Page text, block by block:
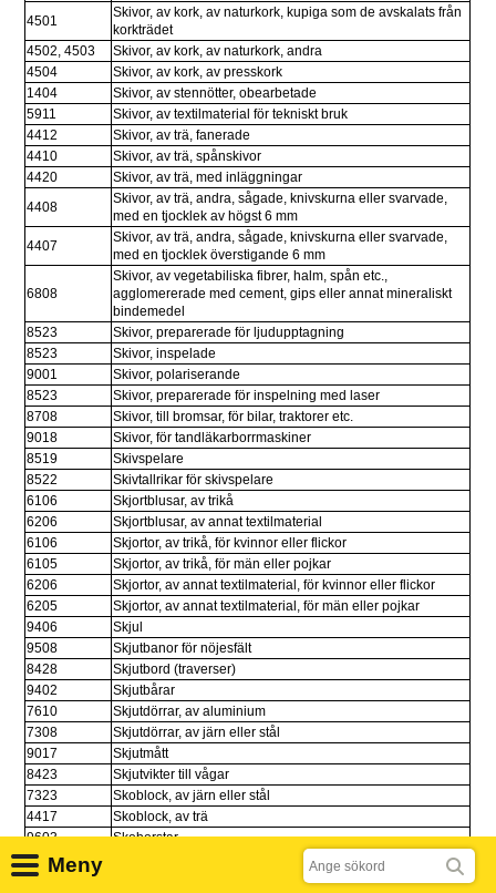
4501
Skivor, av kork, av naturkork, kupiga som de avskalats från
korkträdet
4502, 4503
Skivor, av kork, av naturkork, andra
4504
Skivor, av kork, av presskork
1404
Skivor, av stennötter, obearbetade
5911
Skivor, av textilmaterial för tekniskt bruk
4412
Skivor, av trä, fanerade
4410
Skivor, av trä, spånskivor
4420
Skivor, av trä, med inläggningar
4408
Skivor, av trä, andra, sågade, knivskurna eller svarvade,
med en tjocklek av högst 6 mm
4407
Skivor, av trä, andra, sågade, knivskurna eller svarvade,
med en tjocklek överstigande 6 mm
6808
Skivor, av vegetabiliska fibrer, halm, spån etc.,
agglomererade med cement, gips eller annat mineraliskt
bindemedel
8523
Skivor, preparerade för ljudupptagning
8523
Skivor, inspelade
9001
Skivor, polariserande
8523
Skivor, preparerade för inspelning med laser
8708
Skivor, till bromsar, för bilar, traktorer etc.
9018
Skivor, för tandläkarborrmaskiner
8519
Skivspelare
8522
Skivtallrikar för skivspelare
6106
Skjortblusar, av trikå
6206
Skjortblusar, av annat textilmaterial
6106
Skjortor, av trikå, för kvinnor eller flickor
6105
Skjortor, av trikå, för män eller pojkar
6206
Skjortor, av annat textilmaterial, för kvinnor eller flickor
6205
Skjortor, av annat textilmaterial, för män eller pojkar
9406
Skjul
9508
Skjutbanor för nöjesfält
8428
Skjutbord (traverser)
9402
Skjutbårar
7610
Skjutdörrar, av aluminium
7308
Skjutdörrar, av järn eller stål
9017
Skjutmått
8423
Skjutvikter till vågar
7323
Skoblock, av järn eller stål
4417
Skoblock, av trä
9603
Skoborstar
6812
6309
Sök
Meny